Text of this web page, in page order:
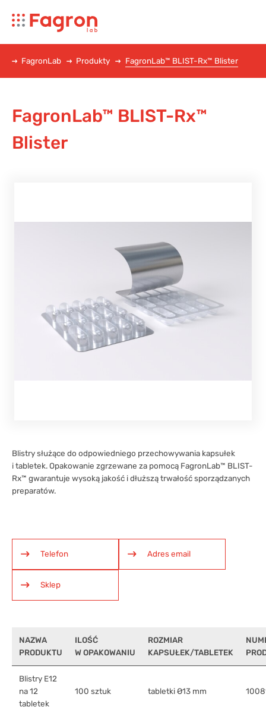
FagronLab Produkty FagronLab™ BLIST-Rx™ Blister
FagronLab™ BLIST-Rx™
Blister
Blistry służące do odpowiedniego przechowywania kapsułek
i tabletek. Opakowanie zgrzewane za pomocą FagronLab™ BLIST-
Rx™ gwarantuje wysoką jakość i dłuższą trwałość sporządzanych
preparatów.
Telefon Adres email
Sklep
NAZWA
PRODUKTU
ILOŚĆ
W OPAKOWANIU
ROZMIAR
KAPSUŁEK/TABLETEK
Blistry E12
na 12
tabletek
100 sztuk tabletki Ø13 mm